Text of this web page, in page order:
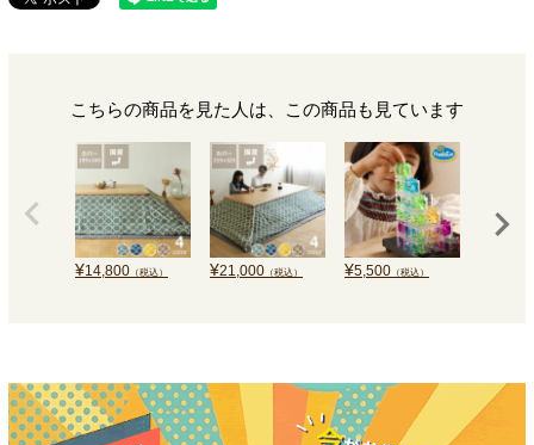
こちらの商品を見た人は、この商品も見ています
¥14,800 （税込） ¥21,000 （税込） ¥5,500 （税込）